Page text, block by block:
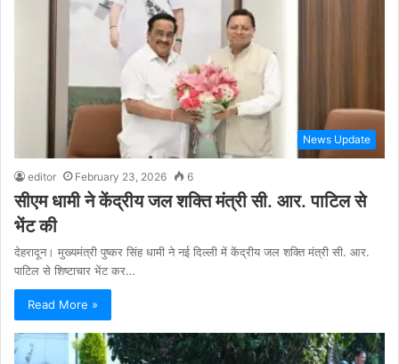
News Update
editor February 23, 2026 6
सीएम धामी ने केंद्रीय जल शक्ति मंत्री सी. आर. पाटिल से
भेंट की
देहरादून। मुख्यमंत्री पुष्कर सिंह धामी ने नई दिल्ली में केंद्रीय जल शक्ति मंत्री सी. आर.
पाटिल से शिष्टाचार भेंट कर…
Read More »